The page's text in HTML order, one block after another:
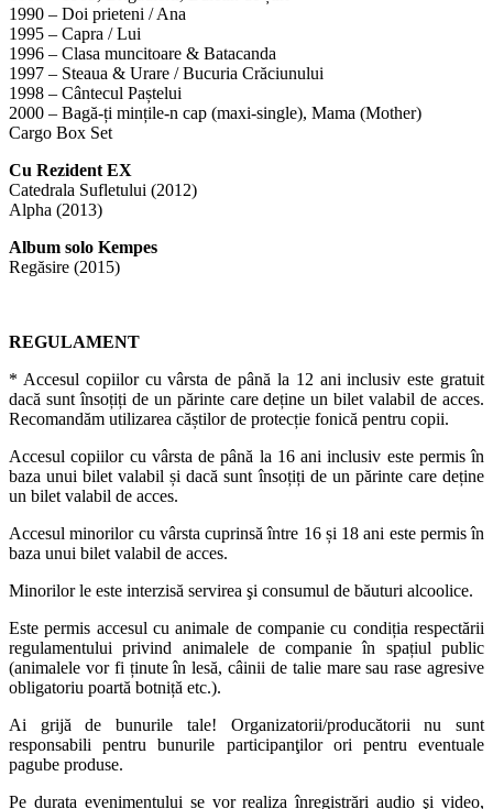
1990 – Doi prieteni / Ana
1995 – Capra / Lui
1996 – Clasa muncitoare & Batacanda
1997 – Steaua & Urare / Bucuria Crăciunului
1998 – Cântecul Paștelui
2000 – Bagă-ți mințile-n cap (maxi-single), Mama (Mother)
Cargo Box Set
Cu Rezident EX
Catedrala Sufletului (2012)
Alpha (2013)
Album solo Kempes
Regăsire (2015)
REGULAMENT
* Accesul copiilor cu vârsta de până la 12 ani inclusiv este gratuit
dacă sunt însoțiți de un părinte care deține un bilet valabil de acces.
Recomandăm utilizarea căștilor de protecție fonică pentru copii.
Accesul copiilor cu vârsta de până la 16 ani inclusiv este permis în
baza unui bilet valabil și dacă sunt însoțiți de un părinte care deține
un bilet valabil de acces.
Accesul minorilor cu vârsta cuprinsă între 16 și 18 ani este permis în
baza unui bilet valabil de acces.
Minorilor le este interzisă servirea şi consumul de băuturi alcoolice.
Este permis accesul cu animale de companie cu condiția respectării
regulamentului privind animalele de companie în spațiul public
(animalele vor fi ținute în lesă, câinii de talie mare sau rase agresive
obligatoriu poartă botniță etc.).
Ai grijă de bunurile tale! Organizatorii/producătorii nu sunt
responsabili pentru bunurile participanţilor ori pentru eventuale
pagube produse.
Pe durata evenimentului se vor realiza înregistrări audio şi video,